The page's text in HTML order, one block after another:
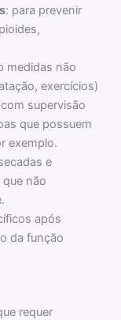
: para prevenir
medidas não
exercícios)
supervisão
que possuem
exemplo.
e
não
após
da função
requer